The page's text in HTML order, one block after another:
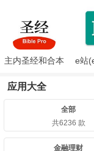
载
主内圣经和合本
e站
应用大全
全部
共6236 款
金融理财